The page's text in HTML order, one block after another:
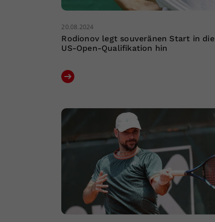
20.08.2024
Rodionov legt souveränen Start in die
US-Open-Qualifikation hin